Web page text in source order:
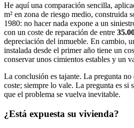
He aquí una comparación sencilla,
m² en zona de riesgo medio, construida
1980: no hacer nada expone a un
con un coste de reparación de entre
depreciación del inmueble. En cambio,
instalada desde el primer año tiene un
conservar unos cimientos estables y un
La conclusión es tajante. La pregunta no
coste; siempre lo vale. La pregunta es si
que el problema se vuelva inevitable.
¿Está expuesta su vivienda?